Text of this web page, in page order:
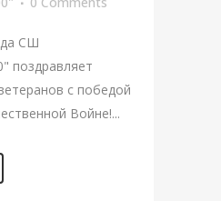
СШ
поздравляет
с победой
Войне!...